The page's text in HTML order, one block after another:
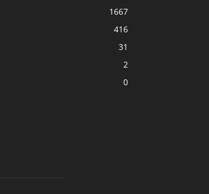
1667
416
31
2
0